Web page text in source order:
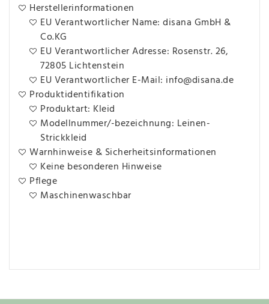
Herstellerinformationen
EU Verantwortlicher Name: disana GmbH &
Co.KG
EU Verantwortlicher Adresse: Rosenstr. 26,
72805 Lichtenstein
EU Verantwortlicher E-Mail: info@disana.de
Produktidentifikation
Produktart: Kleid
Modellnummer/-bezeichnung: Leinen-
Strickkleid
Warnhinweise & Sicherheitsinformationen
Keine besonderen Hinweise
Pflege
Maschinenwaschbar